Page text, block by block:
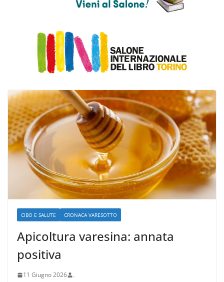
CIBO E SALUTE CRONACA VARESOTTO
Apicoltura varesina: annata
positiva
11 Giugno 2026 .